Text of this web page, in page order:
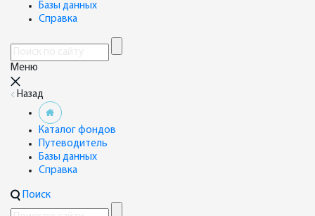
Базы данных
Справка
Меню
Назад
Каталог фондов
Путеводитель
Базы данных
Справка
Поиск